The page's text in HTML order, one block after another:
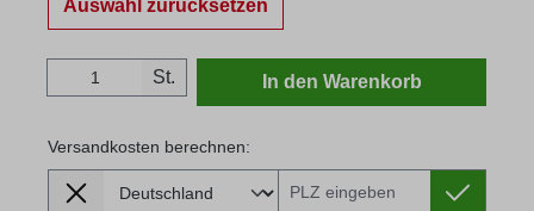
Auswahl zurücksetzen
Produkt Anzahl: Gib den gewünschten
St. In den Warenkorb
Versandkosten berechnen:
Lieferland
Versandkosten berechnen: